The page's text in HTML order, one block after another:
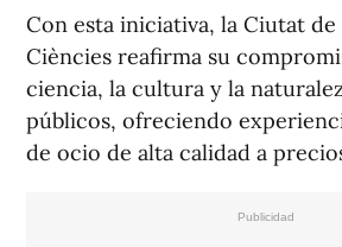
Con esta iniciativa, la Ciutat de
Ciències reafirma su
ciencia, la cultura y la
públicos, ofreciendo
de ocio de alta calidad a